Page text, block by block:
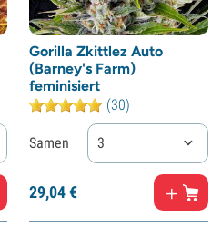
Gorilla Zkittlez Auto
(Barney's Farm)
feminisiert
(30)
Samen 3
29,04€